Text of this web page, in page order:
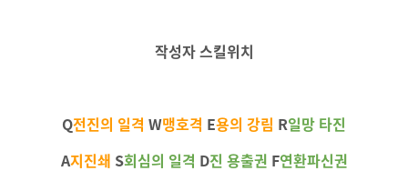
작성자 스킬위치
Q전진의 일격 W맹호격 E용의 강림 R일망 타진
A지진쇄 S회심의 일격 D진 용출권 F연환파신권